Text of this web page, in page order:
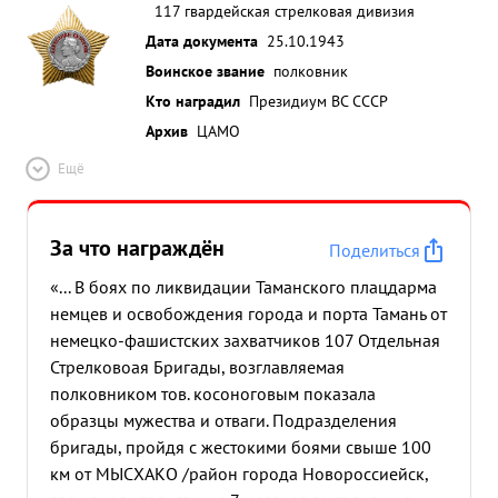
117 гвардейская стрелковая дивизия
Дата документа 25.10.1943
Воинское звание полковник
Кто наградил Президиум ВС СССР
Архив ЦАМО
Ещё
За что награждён
Поделиться
«... В боях по ликвидации Таманского плацдарма
немцев и освобождения города и порта Тамань от
немецко-фашистских захватчиков 107 Отдельная
Стрелковоая Бригады, возглавляемая
полковником тов. косоноговым показала
образцы мужества и отваги. Подразделения
бригады, пройдя с жестокими боями свыше 100
км от МЫСХАКО /район города Новороссиейск,